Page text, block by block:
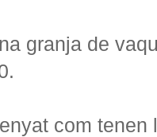
granja de
com